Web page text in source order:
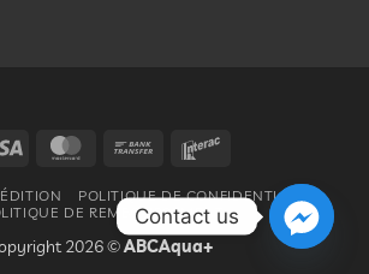
Visa MasterCardBank
POLITIQUE DE CONFIDENTIALITÉ
DE REMBOURSEMENT
2026 ©ABCAqua+
Contact us